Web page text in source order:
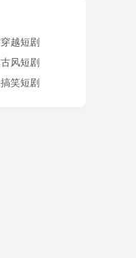
越短剧
风短剧
笑短剧